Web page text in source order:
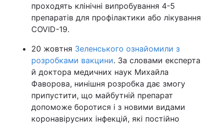
проходять клінічні випробування 4-5
препаратів для профілактики або лікування
COVID-19.
20 жовтня Зеленського ознайомили з
розробками вакцини. За словами експерта
й доктора медичних наук Михайла
Фаворова, нинішня розробка дає змогу
припустити, що майбутній препарат
допоможе боротися і з новими видами
коронавірусних інфекцій, які постійно